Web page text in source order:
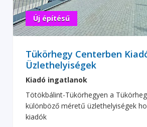
Új építésű
Tükörhegy Centerben
Üzlethelyiségek
Kiadó ingatlanok
Tötökbálint-Tükörhegyen a
különböző méretű üzlethelyiségek
kiadók